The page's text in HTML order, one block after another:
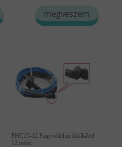
megveszem
PHC15-12 Fagyvédelmi fűtőkábel
12 méter